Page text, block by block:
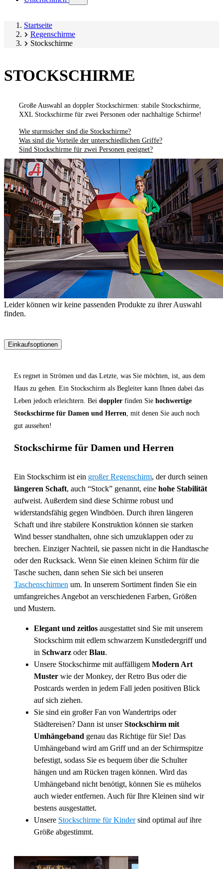
submenu)
Startseite
Regenschirme
Stockschirme
STOCKSCHIRME
Große Auswahl an doppler Stockschirmen: stabile Stockschirme,
XXL Stockschirme für zwei Personen oder nachhaltige Schirme!
Wie sturmsicher sind die Stockschirme?
Was sind die Vorteile der unterschiedlichen Griffe?
Sind Stockschirme für zwei Personen geeignet?
Einkaufsoptionen
Produktliste
springen
Leider können wir keine passenden Produkte zu ihrer Auswahl
finden.
Es regnet in Strömen und das Letzte, was Sie möchten, ist, aus dem
Haus zu gehen. Ein Stockschirm als Begleiter kann Ihnen dabei das
Leben jedoch erleichtern. Bei doppler finden Sie hochwertige
Stockschirme für Damen und Herren , mit denen Sie auch noch
gut aussehen!
Stockschirme für Damen und Herren
Ein Stockschirm ist ein großer Regenschirm, der durch seinen
längeren Schaft, auch “Stock” genannt, eine hohe Stabilität
aufweist. Außerdem sind diese Schirme robust und
widerstandsfähig gegen Windböen. Durch ihren längeren
Schaft und ihre stabilere Konstruktion können sie starken
Wind besser standhalten, ohne sich umzuklappen oder zu
brechen. Einziger Nachteil, sie passen nicht in die Handtasche
oder den Rucksack. Wenn Sie einen kleinen Schirm für die
Tasche suchen, dann sehen Sie sich bei unseren
Taschenschirmen um. In unserem Sortiment finden Sie ein
umfangreiches Angebot an verschiedenen Farben, Größen
und Mustern.
Elegant und zeitlos ausgestattet sind Sie mit unserem
Stockschirm mit edlem schwarzem Kunstledergriff und
in Schwarz oderBlau.
Unsere Stockschirme mit auffälligem Modern Art
Muster wie der Monkey, der Retro Bus oder die
Postcards werden in jedem Fall jeden positiven Blick
auf sich ziehen.
Sie sind ein großer Fan von Wandertrips oder
Städtereisen? Dann ist unserStockschirm mit
Umhängeband genau das Richtige für Sie! Das
Umhängeband wird am Griff und an der Schirmspitze
befestigt, sodass Sie es bequem über die Schulter
hängen und am Rücken tragen können. Wird das
Umhängeband nicht benötigt, können Sie es mühelos
auch wieder entfernen. Auch für Ihre Kleinen sind wir
bestens ausgestattet.
Unsere Stockschirme für Kindersind optimal auf ihre
Größe abgestimmt.